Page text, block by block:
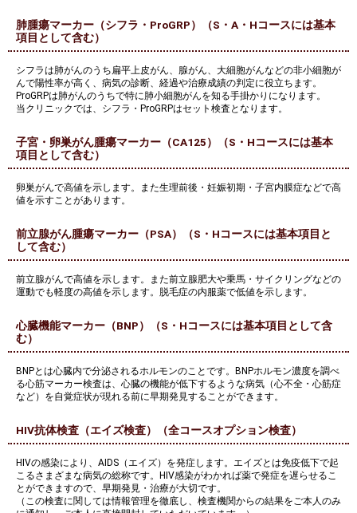
肺腫瘍マーカー（シフラ・ProGRP）（S・A・Hコースには基本
項目として含む）
シフラは肺がんのうち扁平上皮がん、腺がん、大細胞がんなどの非小細胞が
んで陽性率が高く、病気の診断、経過や治療成績の判定に役立ちます。
ProGRPは肺がんのうちで特に肺小細胞がんを知る手掛かりになります。
当クリニックでは、シフラ・ProGRPはセット検査となります。
子宮・卵巣がん腫瘍マーカー（CA125）（S・Hコースには基本
項目として含む）
卵巣がんで高値を示します。また生理前後・妊娠初期・子宮内膜症などで高
値を示すことがあります。
前立腺がん腫瘍マーカー（PSA）（S・Hコースには基本項目と
して含む）
前立腺がんで高値を示します。また前立腺肥大や乗馬・サイクリングなどの
運動でも軽度の高値を示します。脱毛症の内服薬で低値を示します。
心臓機能マーカー（BNP）（S・Hコースには基本項目として含
む）
BNPとは心臓内で分泌されるホルモンのことです。BNPホルモン濃度を調べ
る心筋マーカー検査は、心臓の機能が低下するような病気（心不全・心筋症
など）を自覚症状が現れる前に早期発見することができます。
HIV抗体検査（エイズ検査）（全コースオプション検査）
HIVの感染により、AIDS（エイズ）を発症します。エイズとは免疫低下で起
こるさまざまな病気の総称です。HIV感染がわかれば薬で発症を遅らせるこ
とができますので、早期発見・治療が大切です。
（この検査に関しては情報管理を徹底し、検査機関からの結果をご本人のみ